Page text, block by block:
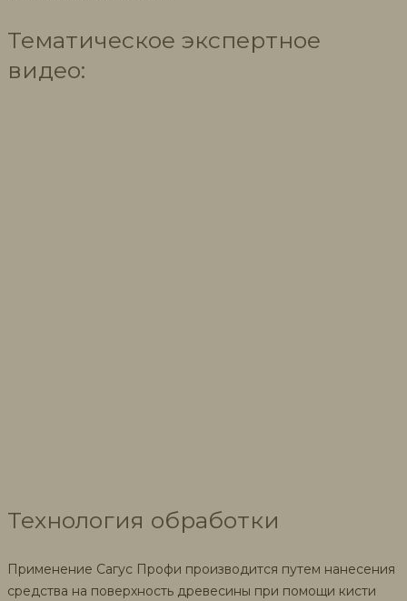
Тематическое экспертное
видео:
Технология обработки
Применение Сагус Профи производится путем нанесения
средства на поверхность древесины при помощи кисти